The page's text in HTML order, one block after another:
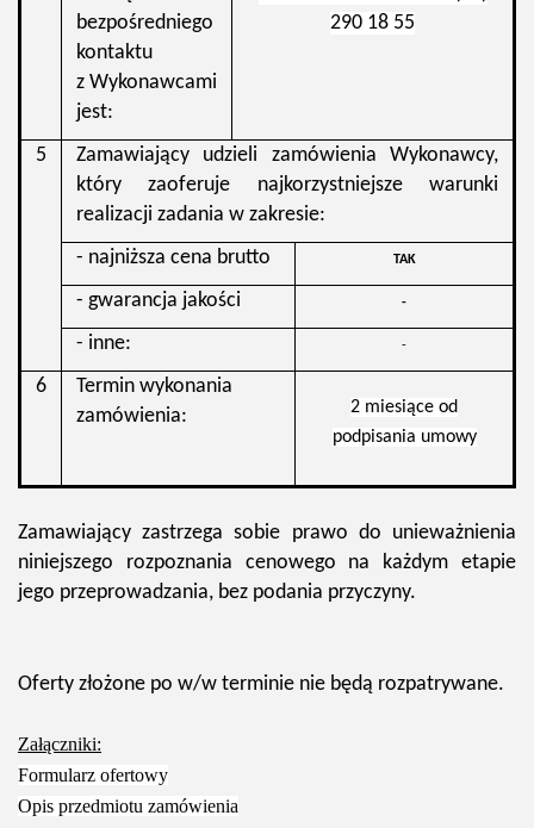
bezpośredniego
kontaktu
z Wykonawcami
jest:
290 18 55
5
Zamawiający udzieli zamówienia Wykonawcy,
który zaoferuje najkorzystniejsze warunki
realizacji zadania w zakresie:
- najniższa cena brutto
TAK
- gwarancja jakości -
- inne: -
6
Termin wykonania
zamówienia:
2 miesiące od
podpisania umowy
Zamawiający zastrzega sobie prawo do unieważnienia
niniejszego rozpoznania cenowego na każdym etapie
jego przeprowadzania, bez podania przyczyny.
Oferty złożone po w/w terminie nie będą rozpatrywane.
Załączniki:
Formularz ofertowy
Opis przedmiotu zamówienia